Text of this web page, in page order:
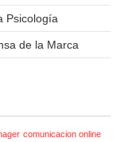
Psicología
de la Marca
comunicacion online